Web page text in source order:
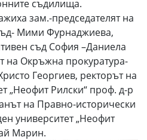
съдилища.
зам.-председателят на
Мими Фурнаджиева,
съд София –Даниела
на Окръжна прокуратура-
Георгиев, ректорът на
„Неофит Рилски“ проф. д-р
на Правно-исторически
университет „Неофит
Марин.